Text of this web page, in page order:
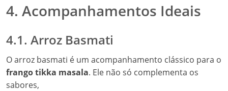
4. Acompanhamentos Ideais
4.1. Arroz Basmati
O arroz basmati é um acompanhamento clássico para o
frango tikka masala. Ele não só complementa os
sabores,